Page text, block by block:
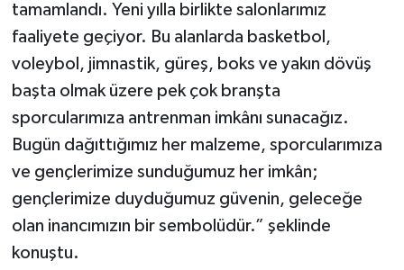
tamamlandı. Yeni yılla birlikte salonlarımız
faaliyete geçiyor. Bu alanlarda basketbol,
voleybol, jimnastik, güreş, boks ve yakın dövüş
başta olmak üzere pek çok branşta
sporcularımıza antrenman imkânı sunacağız.
Bugün dağıttığımız her malzeme, sporcularımıza
ve gençlerimize sunduğumuz her imkân;
gençlerimize duyduğumuz güvenin, geleceğe
olan inancımızın bir sembolüdür.” şeklinde
konuştu.